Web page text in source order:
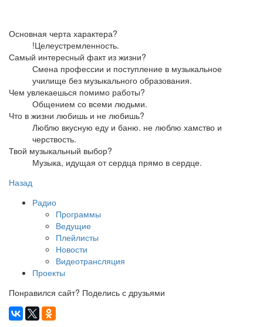
Основная черта характера?
!Целеустремленность.
Самый интересный факт из жизни?
Смена профессии и поступление в музыкальное
училище без музыкального образования.
Чем увлекаешься помимо работы?
Общением со всеми людьми.
Что в жизни любишь и не любишь?
Люблю вкусную еду и баню. не люблю хамство и
черствость.
Твой музыкальный выбор?
Музыка, идущая от сердца прямо в сердце.
Назад
Радио
Программы
Ведущие
Плейлисты
Новости
Видеотрансляция
Проекты
Понравился сайт? Поделись с друзьями